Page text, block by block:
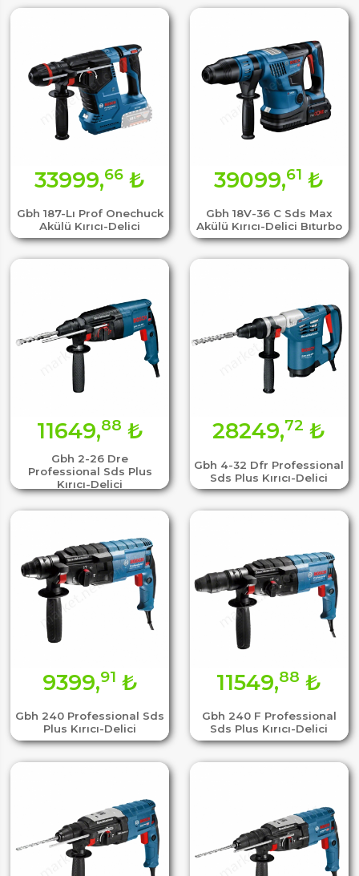
Gbh 187-Lı Prof Onechuck
Akülü Kırıcı-Delici
33999,66 ₺
Gbh 18V-36 C Sds Max
Akülü Kırıcı-Delici Bıturbo
39099,61 ₺
Gbh 2-26 Dre
Professional Sds Plus
Kırıcı-Delici
11649,88 ₺
Gbh 4-32 Dfr Professional
Sds Plus Kırıcı-Delici
28249,72 ₺
Gbh 240 Professional Sds
Plus Kırıcı-Delici
9399,91 ₺
Gbh 240 F Professional
Sds Plus Kırıcı-Delici
11549,88 ₺